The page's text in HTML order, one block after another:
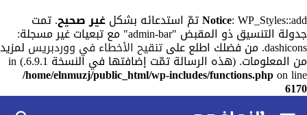
Notice: WP_Styles::add تمّ استدعائه بشكل غير صحيح. تمت
جدولة التنسيق ذو المقبض "admin-bar" مع تبعيات غير مسجلة:
dashicons. من فضلك اطلع على تنقيح الأخطاء في ووردبريس لمزيد
من المعلومات. (هذه الرسالة تمّت إضافتها في النسخة 6.9.1.) in
/home/elnmuzj/public_html/wp-includes/functions.phpon line
6170